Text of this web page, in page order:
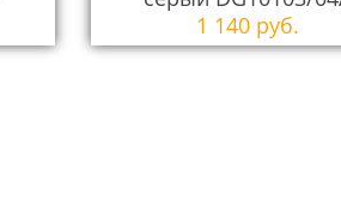
1 140 руб.